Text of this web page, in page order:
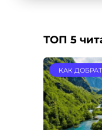
ТОП 5
КАК